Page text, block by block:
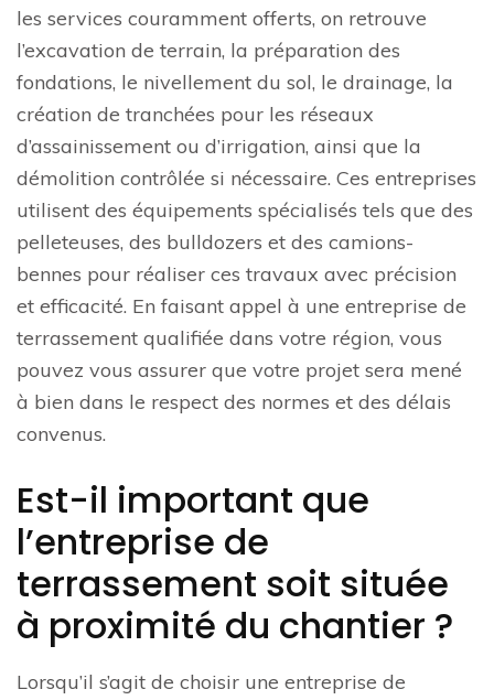
les services couramment offerts, on retrouve
l’excavation de terrain, la préparation des
fondations, le nivellement du sol, le drainage, la
création de tranchées pour les réseaux
d’assainissement ou d’irrigation, ainsi que la
démolition contrôlée si nécessaire. Ces entreprises
utilisent des équipements spécialisés tels que des
pelleteuses, des bulldozers et des camions-
bennes pour réaliser ces travaux avec précision
et efficacité. En faisant appel à une entreprise de
terrassement qualifiée dans votre région, vous
pouvez vous assurer que votre projet sera mené
à bien dans le respect des normes et des délais
convenus.
Est-il important que
l’entreprise de
terrassement soit située
à proximité du chantier ?
Lorsqu’il s’agit de choisir une entreprise de